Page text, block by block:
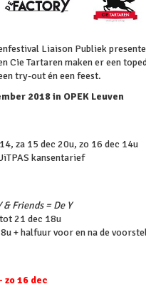
Liaison Publiek
Cie Tartaren maken er een
try-out én een feest.
2018 in OPEK Leuven
za 15 dec 20u, zo 16 dec 14u
kansentarief
Friends = De Y
21 dec 18u
+ halfuur voor en na de
16 dec